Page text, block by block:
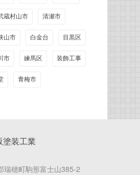
蔵村山市 清瀬市
山市 白金台 目黒区
市 練馬区 装飾工事
青梅市
塗装工業
瑞穂町駒形富士山385-2